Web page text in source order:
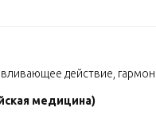
действие,
медицина)